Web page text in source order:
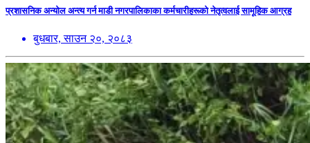
प्रशासनिक अन्योल अन्त्य गर्न माडी नगरपालिकाका कर्मचारीहरूको नेतृत्वलाई सामूहिक आग्रह
बुधबार, साउन २०, २०८३